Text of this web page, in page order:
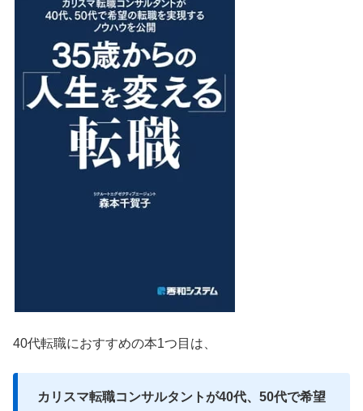
40代転職におすすめの本1つ目は、
カリスマ転職コンサルタントが40代、50代で希望